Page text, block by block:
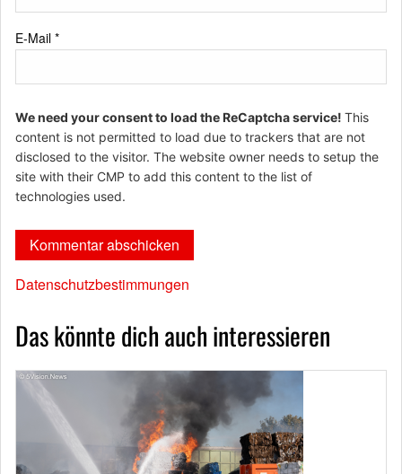
E-Mail *
We need your consent to load the ReCaptcha service! This
content is not permitted to load due to trackers that are not
disclosed to the visitor. The website owner needs to setup the
site with their CMP to add this content to the list of
technologies used.
Datenschutzbestimmungen
Das könnte dich auch interessieren